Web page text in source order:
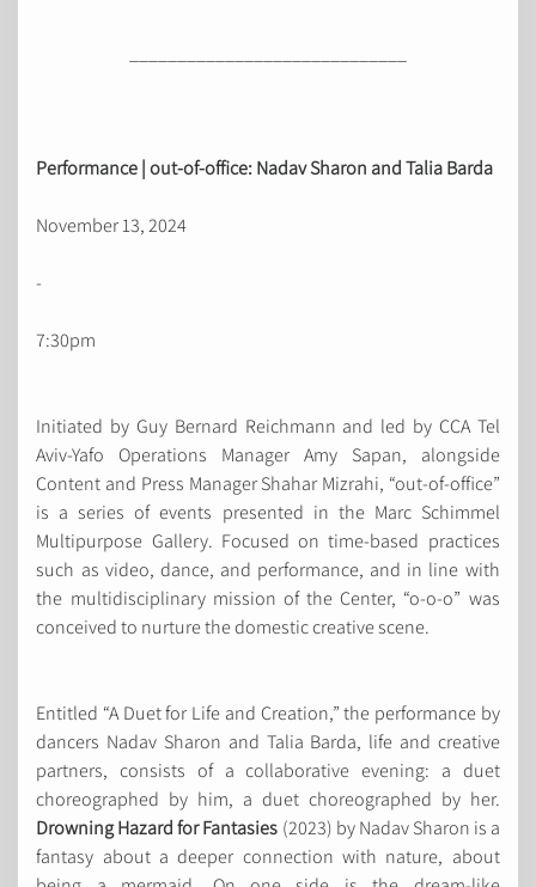
Performance | out-of-office: Nadav Sharon and Talia Barda
November 13, 2024
-
7:30pm
Initiated by Guy Bernard Reichmann and led by CCA Tel
Aviv-Yafo Operations Manager Amy Sapan, alongside
Content and Press Manager Shahar Mizrahi, “out-of-office”
is a series of events presented in the Marc Schimmel
Multipurpose Gallery. Focused on time-based practices
such as video, dance, and performance, and in line with
the multidisciplinary mission of the Center, “o-o-o” was
conceived to nurture the domestic creative scene.
Entitled “A Duet for Life and Creation,” the performance by
dancers Nadav Sharon and Talia Barda, life and creative
partners, consists of a collaborative evening: a duet
choreographed by him, a duet choreographed by her.
Drowning Hazard for Fantasies (2023) by Nadav Sharon is a
fantasy about a deeper connection with nature, about